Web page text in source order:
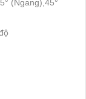
(Ngang),45°